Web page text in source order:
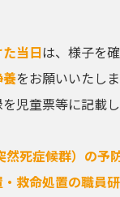
当日は、様子を
をお願いいたしま
児童票等に記載
然死症候群）の予
救命処置の職員